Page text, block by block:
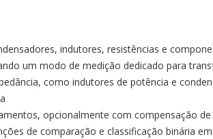
indutores, resistências e
um modo de medição dedicado para
como indutores de potência e
opcionalmente com compensação
de comparação e classificação binária